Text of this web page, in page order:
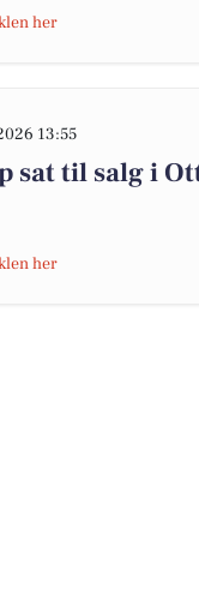
her
13:55
sat til salg i
her